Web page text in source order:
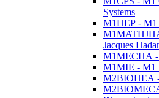
Systems
M1HEP - M1
Jacques
M1MECHA -
M1MIE - M1
M2BIOHEA